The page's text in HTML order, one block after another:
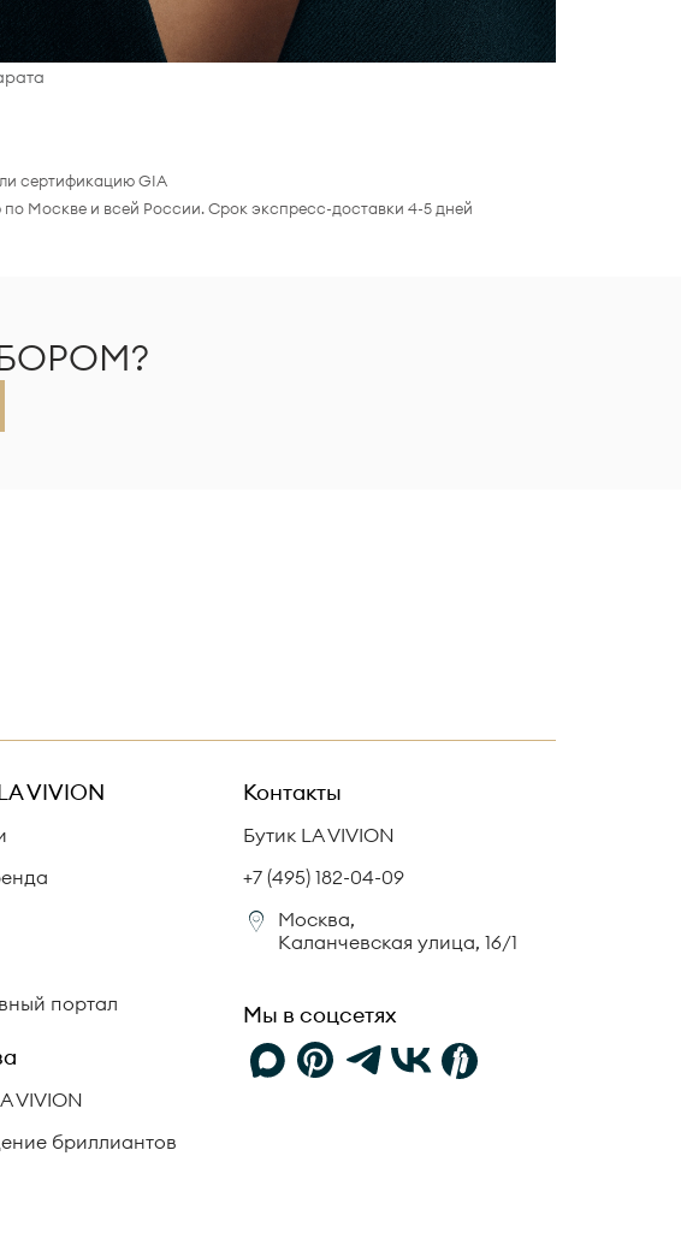
сертификацию GIA
Москве и всей России. Срок экспресс-доставки 4-5 дней
VIVION
портал
VIVION
бриллиантов
Контакты
Бутик LA VIVION
+7 (495) 182-04-09
Москва,
Каланчевская улица, 16/1
Мы в соцсетях